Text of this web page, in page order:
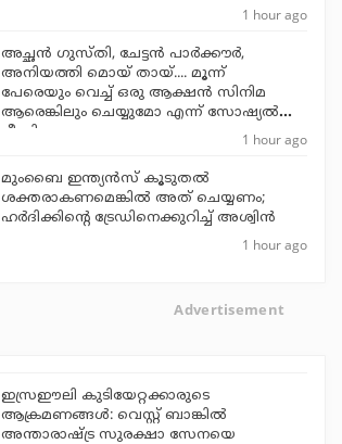
1 hour ago
അച്ഛന്‍ ഗുസ്തി, ചേട്ടന്‍ പാര്‍ക്കൗര്‍,
അനിയത്തി മൊയ് തായ്.... മൂന്ന്
പേരെയും വെച്ച് ഒരു ആക്ഷന്‍ സിനിമ
ആരെങ്കിലും ചെയ്യുമോ എന്ന് സോഷ്യല്‍
മീഡിയ
1 hour ago
മുംബൈ ഇന്ത്യന്‍സ് കൂടുതല്‍
ശക്തരാകണമെങ്കില്‍ അത് ചെയ്യണം;
ഹര്‍ദിക്കിന്റെ ട്രേഡിനെക്കുറിച്ച് അശ്വിന്‍
1 hour ago
Advertisement
ഇസ്രഈലി കുടിയേറ്റക്കാരുടെ
ആക്രമണങ്ങള്‍: വെസ്റ്റ് ബാങ്കില്‍
അന്താരാഷ്ട്ര സുരക്ഷാ സേനയെ